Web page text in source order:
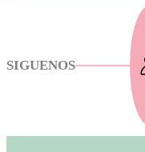
SIGUENOS